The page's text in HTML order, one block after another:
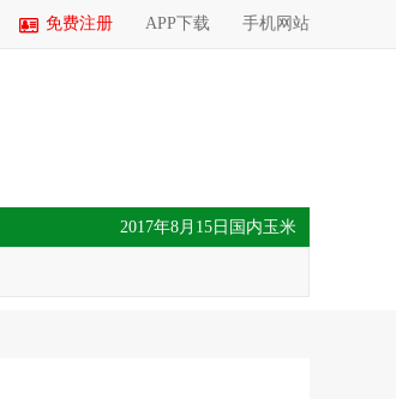
免费注册 APP下载 手机网站
2017年8月15日国内玉米价格汇总